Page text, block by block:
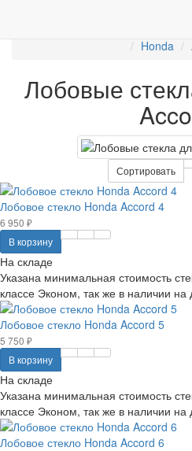
Honda
Лобовые
Сортировать
Лобовое стекло Honda Accord 4
6 950 ₽
В корзину
На складе
Указана минимальная стоимость
классе Эконом, так же в наличии на
Лобовое стекло Honda Accord 5
5 750 ₽
В корзину
На складе
Указана минимальная стоимость
классе Эконом, так же в наличии на
Лобовое стекло Honda Accord 6